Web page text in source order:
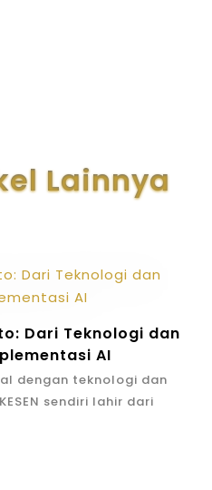
Lainnya
Dari Teknologi dan
AI
dengan teknologi dan
sendiri lahir dari
Artinya, perusahaan